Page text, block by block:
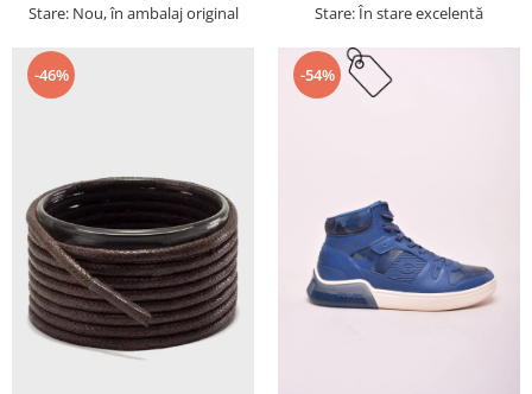
Stare: Nou, în ambalaj original Stare: În stare excelentă
-46% -54%